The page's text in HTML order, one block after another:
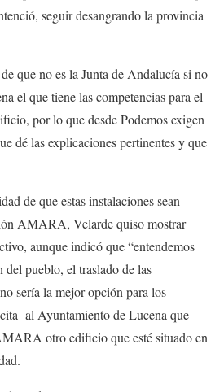
seguir desangrando la provincia
que no es la Junta de Andalucía si no
el que tiene las competencias para el
por lo que desde Podemos exigen
dé las explicaciones pertinentes y que
de que estas instalaciones sean
AMARA, Velarde quiso mostrar
aunque indicó que “entendemos
del pueblo, el traslado de las
sería la mejor opción para los
al Ayuntamiento de Lucena que
otro edificio que esté situado en